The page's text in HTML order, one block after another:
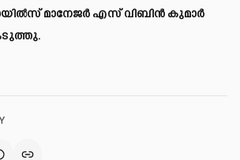
മാനേജർ എസ് വിബിൻ കുമാർ